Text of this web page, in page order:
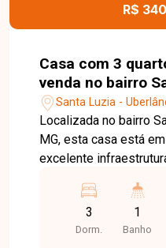
R$
Casa com 3
venda no bairro
Uberlândia-MG
Santa Luzia -
Localizada no bairro
MG, esta casa está
excelente
supermercados,
diversos comércios
também oferece fácil
3
Dorm.
1
Banho